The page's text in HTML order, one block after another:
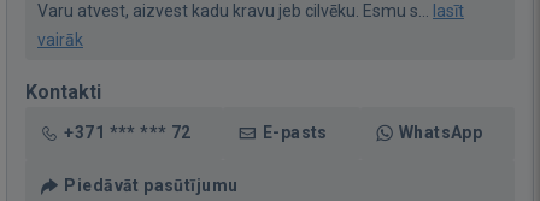
Varu atvest, aizvest kadu kravu jeb cilvēku. Esmu s...
lasīt
vairāk
Kontakti
+371 *** *** 72 E-pasts WhatsApp
Piedāvāt pasūtījumu